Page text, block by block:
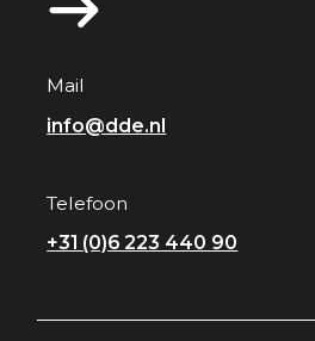
Mail
info@dde.nl
Telefoon
+31 (0)6 223 440 90